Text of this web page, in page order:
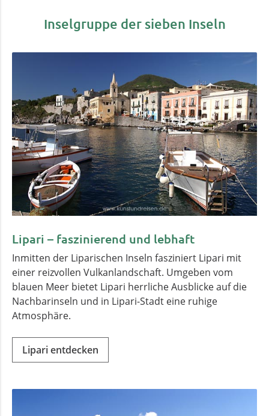
Inselgruppe der sieben Inseln
Lipari – faszinierend und lebhaft
Inmitten der Liparischen Inseln fasziniert Lipari mit
einer reizvollen Vulkanlandschaft. Umgeben vom
blauen Meer bietet Lipari herrliche Ausblicke auf die
Nachbarinseln und in Lipari-Stadt eine ruhige
Atmosphäre.
Lipari entdecken